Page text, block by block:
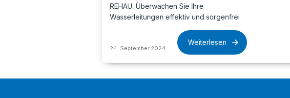
REHAU. Überwachen Sie Ihre
Wasserleitungen effektiv und sorgenfrei
24. September 2024
Weiterlesen